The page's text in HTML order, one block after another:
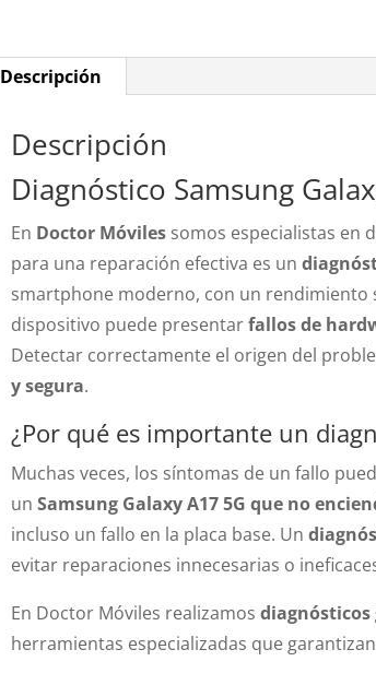
Descripción
Descripción
Diagnóstico Samsung
En Doctor Móviles somos especialistas en
para una reparación efectiva es un
smartphone moderno, con un rendimiento
dispositivo puede presentarfallos de
Detectar correctamente el origen del
y segura.
¿Por qué es importante un
Muchas veces, los síntomas de un fallo
unSamsung Galaxy A17 5G que no
incluso un fallo en la placa base. Un
evitar reparaciones innecesarias o
En Doctor Móviles realizamos
herramientas especializadas que